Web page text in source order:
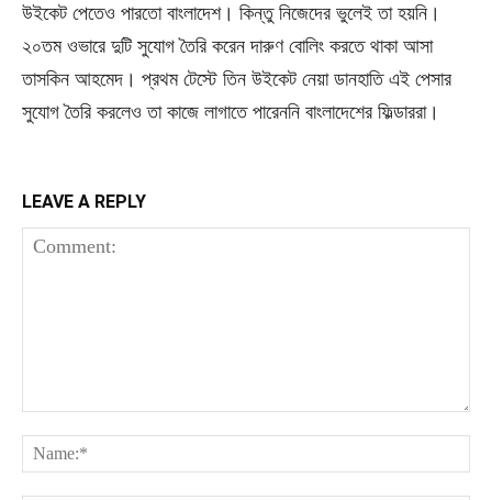
উইকেট পেতেও পারতো বাংলাদেশ। কিন্তু নিজেদের ভুলেই তা হয়নি।
২০তম ওভারে দুটি সুযোগ তৈরি করেন দারুণ বোলিং করতে থাকা আসা
তাসকিন আহমেদ। প্রথম টেস্টে তিন উইকেট নেয়া ডানহাতি এই পেসার
সুযোগ তৈরি করলেও তা কাজে লাগাতে পারেননি বাংলাদেশের ফিল্ডাররা।
LEAVE A REPLY